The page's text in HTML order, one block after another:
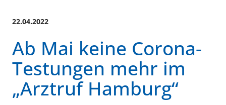
22.04.2022
Ab Mai keine Corona-
Testungen mehr im
„Arztruf Hamburg“